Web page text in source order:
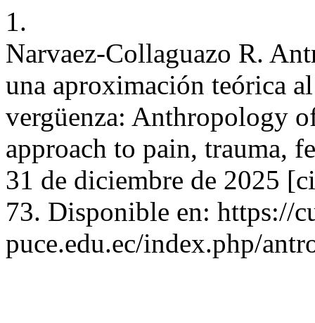
1.
Narvaez-Collaguazo R.
una aproximación teórica
vergüenza: Anthropology
approach to pain, trauma,
31 de diciembre de 2025
73. Disponible en: https://
puce.edu.ec/index.php/